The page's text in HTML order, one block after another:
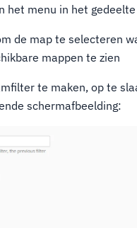
het menu in het
de map te selecteren
mappen te zien
te maken, op te
schermafbeelding: